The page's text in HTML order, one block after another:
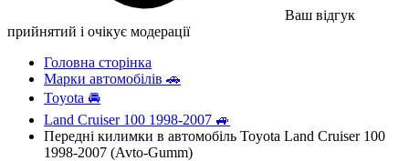
Ваш відгук
прийнятий і очікує модерації
Головна сторінка
Марки автомобілів 🚗
Toyota 🚘
Land Cruiser 100 1998-2007 🚙
Передні килимки в автомобіль Toyota Land Cruiser 100
1998-2007 (Avto-Gumm)